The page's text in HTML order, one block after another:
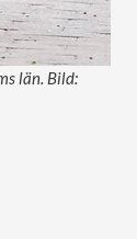
län. Bild: